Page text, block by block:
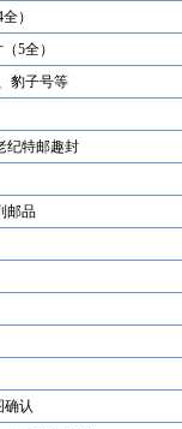
）
5全）
豹子号等
纪特邮趣封
邮品
确认